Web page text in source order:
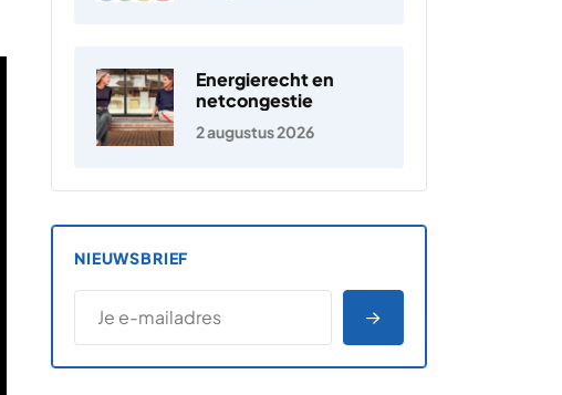
Energierecht en
netcongestie
2 augustus 2026
NIEUWSBRIEF
E-MAILADRES
*
AANMELDEN